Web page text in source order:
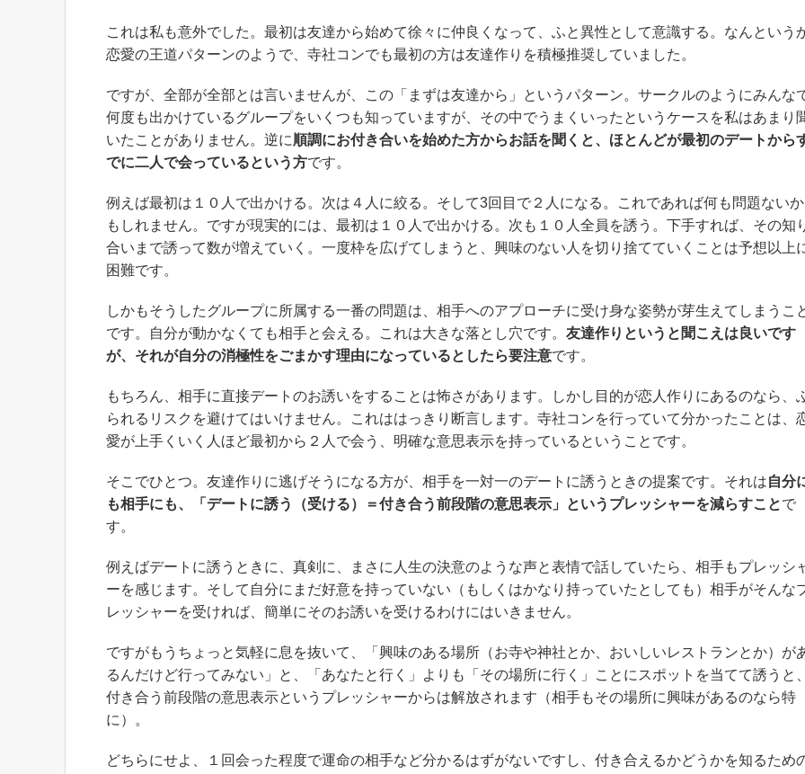
これは私も意外でした。最初は友達から始めて徐々に仲良くなって、ふと異性として意識する。なんという
恋愛の王道パターンのようで、寺社コンでも最初の方は友達作りを積極推奨していました。
ですが、全部が全部とは言いませんが、この「まずは友達から」というパターン。サークルのようにみんな
何度も出かけているグループをいくつも知っていますが、その中でうまくいったというケースを私はあまり
いたことがありません。逆に順調にお付き合いを始めた方からお話を聞くと、ほとんどが最初のデートから
でに二人で会っているという方です。
例えば最初は１０人で出かける。次は４人に絞る。そして3回目で２人になる。これであれば何も問題ないか
もしれません。ですが現実的には、最初は１０人で出かける。次も１０人全員を誘う。下手すれば、その知
合いまで誘って数が増えていく。一度枠を広げてしまうと、興味のない人を切り捨てていくことは予想以上
困難です。
しかもそうしたグループに所属する一番の問題は、相手へのアプローチに受け身な姿勢が芽生えてしまうこ
です。自分が動かなくても相手と会える。これは大きな落とし穴です。 友達作りというと聞こえは良いです
が、それが自分の消極性をごまかす理由になっているとしたら要注意です。
もちろん、相手に直接デートのお誘いをすることは怖さがあります。しかし目的が恋人作りにあるのなら、
られるリスクを避けてはいけません。これははっきり断言します。寺社コンを行っていて分かったことは、
愛が上手くいく人ほど最初から２人で会う、明確な意思表示を持っているということです。
そこでひとつ。友達作りに逃げそうになる方が、相手を一対一のデートに誘うときの提案です。それは自分
も相手にも、「デートに誘う（受ける）＝付き合う前段階の意思表示」というプレッシャーを減らすことで
す。
例えばデートに誘うときに、真剣に、まさに人生の決意のような声と表情で話していたら、相手もプレッシ
ーを感じます。そして自分にまだ好意を持っていない（もしくはかなり持っていたとしても）相手がそんな
レッシャーを受ければ、簡単にそのお誘いを受けるわけにはいきません。
ですがもうちょっと気軽に息を抜いて、「興味のある場所（お寺や神社とか、おいしいレストランとか）が
るんだけど行ってみない」と、「あなたと行く」よりも「その場所に行く」ことにスポットを当てて誘うと
付き合う前段階の意思表示というプレッシャーからは解放されます（相手もその場所に興味があるのなら特
に）。
どちらにせよ、１回会った程度で運命の相手など分かるはずがないですし、付き合えるかどうかを知るため